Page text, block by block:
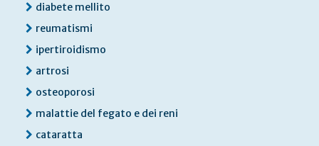
diabete mellito
reumatismi
ipertiroidismo
artrosi
osteoporosi
malattie del fegato e dei reni
cataratta